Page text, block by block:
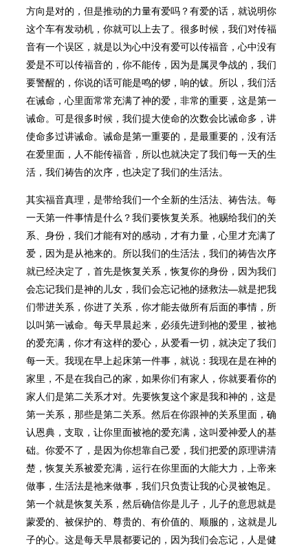
方向是对的，但是推动的力量有爱吗？有爱的话，就说明你
这个车有发动机，你就可以上去了。很多时候，我们对传福
音有一个误区，就是以为心中没有爱可以传福音，心中没有
爱是不可以传福音的，你不能传，因为是属灵争战的，我们
要警醒的，你说的话可能是鸣的锣，响的钹。所以，我们活
在诫命，心里面常常充满了神的爱，非常的重要，这是第一
诫命。可是很多时候，我们提大使命的次数会比诫命多，讲
使命多过讲诫命。诫命是第一重要的，是最重要的，没有活
在爱里面，人不能传福音，所以也就决定了我们每一天的生
活，我们祷告的次序，也决定了我们的生活法。
其实福音真理，是带给我们一个全新的生活法、祷告法。每
一天第一件事情是什么？我们要恢复关系。祂赐给我们的关
系、身份，我们才能有对的感动，才有力量，心里才充满了
爱，因为是从祂来的。所以我们的生活法，我们的祷告次序
就已经决定了，首先是恢复关系，恢复你的身份，因为我们
会忘记我们是神的儿女，我们会忘记祂的拯救法—就是把我
们带进关系，你进了关系，你才能去做所有后面的事情，所
以叫第一诫命。每天早晨起来，必须先进到祂的爱里，被祂
的爱充满，你才有这样的爱心，从爱看一切，就决定了我们
每一天。我现在早上起床第一件事，就说：我现在是在神的
家里，不是在我自己的家，如果你们有家人，你就要看你的
家人们是第二关系才对。先要恢复这个家是我和神的，这是
第一关系，那些是第二关系。然后在你跟神的关系里面，确
认恩典，支取，让你里面被祂的爱充满，这叫爱神爱人的基
础。你爱不了，是因为你想靠自己爱，我们把爱的原理讲清
楚，恢复关系被爱充满，运行在你里面的大能大力，上帝来
做事，生活法是祂来做事，我们只负责让我的心灵被饱足。
第一个就是恢复关系，然后确信你是儿子，儿子的意思就是
蒙爱的、被保护的、尊贵的、有价值的、顺服的，这就是儿
子的心。这是每天早晨都要记的，因为我们会忘记，人是健